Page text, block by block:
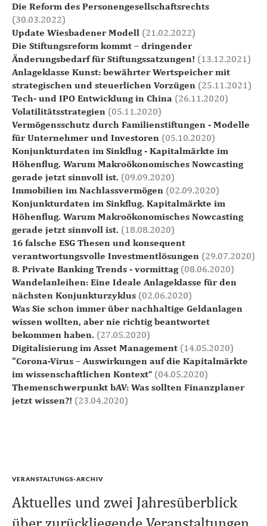
Die Reform des Personengesellschaftsrechts
(30.03.2022)
Update Wiesbadener Modell (21.02.2022)
Die Stiftungsreform kommt – dringender
Änderungsbedarf für Stiftungssatzungen! (13.12.2021)
Anlageklasse Kunst: bewährter Wertspeicher mit
strategischen und steuerlichen Vorzügen (25.11.2021)
Tech- und IPO Entwicklung in China (26.11.2020)
Volatilitätsstrategien (05.11.2020)
Vermögensschutz durch Familienstiftungen - Modelle
für Unternehmer und Investoren (05.10.2020)
Konjunkturdaten im Sinkflug - Kapitalmärkte im
Höhenflug. Warum Makroökonomisches Nowcasting
gerade jetzt sinnvoll ist. (09.09.2020)
Immobilien im Nachlassvermögen (02.09.2020)
Konjunkturdaten im Sinkflug. Kapitalmärkte im
Höhenflug. Warum Makroökonomisches Nowcasting
gerade jetzt sinnvoll ist. (18.08.2020)
16 falsche ESG Thesen und konsequent
verantwortungsvolle Investmentlösungen (29.07.2020)
8. Private Banking Trends - vormittag(08.06.2020)
Wandelanleihen: Eine Ideale Anlageklasse für den
nächsten Konjunkturzyklus (02.06.2020)
Was Sie schon immer über nachhaltige Geldanlagen
wissen wollten, aber nie richtig beantwortet
bekommen haben. (27.05.2020)
Digitalisierung im Asset Management (14.05.2020)
"Corona-Virus – Auswirkungen auf die Kapitalmärkte
im wissenschaftlichen Kontext“ (04.05.2020)
Themenschwerpunkt bAV: Was sollten Finanzplaner
jetzt wissen?! (23.04.2020)
VERANSTALTUNGS-ARCHIV
Aktuelles und zwei Jahresüberblick